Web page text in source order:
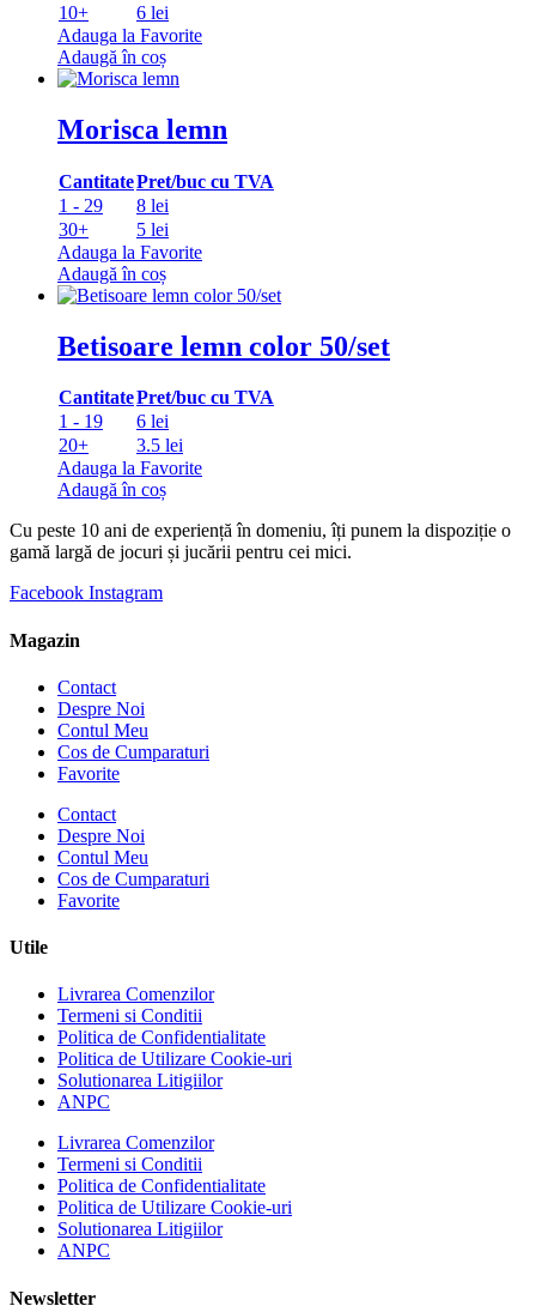
10+
6 lei
Adauga la Favorite
Adaugă în coș
Morisca lemn
CantitatePret/buc cu TVA
1 - 29
8 lei
30+
5 lei
Adauga la Favorite
Adaugă în coș
Betisoare lemn color 50/set
CantitatePret/buc cu TVA
1 - 19
6 lei
20+
3.5 lei
Adauga la Favorite
Adaugă în coș
Cu peste 10 ani de experiență în domeniu, îți punem la dispoziție o
gamă largă de jocuri și jucării pentru cei mici.
Facebook Instagram
Magazin
Contact
Despre Noi
Contul Meu
Cos de Cumparaturi
Favorite
Contact
Despre Noi
Contul Meu
Cos de Cumparaturi
Favorite
Utile
Livrarea Comenzilor
Termeni si Conditii
Politica de Confidentialitate
Politica de Utilizare Cookie-uri
Solutionarea Litigiilor
ANPC
Livrarea Comenzilor
Termeni si Conditii
Politica de Confidentialitate
Politica de Utilizare Cookie-uri
Solutionarea Litigiilor
ANPC
Newsletter